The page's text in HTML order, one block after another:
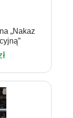
„Nakaz
Zakres
od
26,00 zł
do
126,00 zł